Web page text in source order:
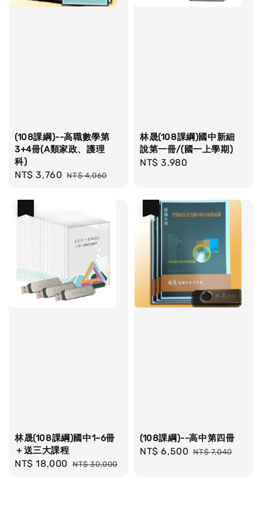
(108課綱)--高職數學第
3+4冊(A類家政、護理
科)
Sale
NT$ 3,760 Regular
NT$ 4,060
林晟(108課綱)國中新細
說第一冊/(國一上學期)
Regular
NT$ 3,980
林晟(108課綱)國中1~6冊
＋送三大課程
Sale
NT$ 18,000 Regular
NT$ 30,000
(108課綱)--高中第四冊
Sale
NT$ 6,500 Regular
NT$ 7,040